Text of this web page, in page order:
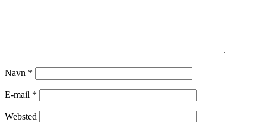
Navn *
E-mail *
Websted